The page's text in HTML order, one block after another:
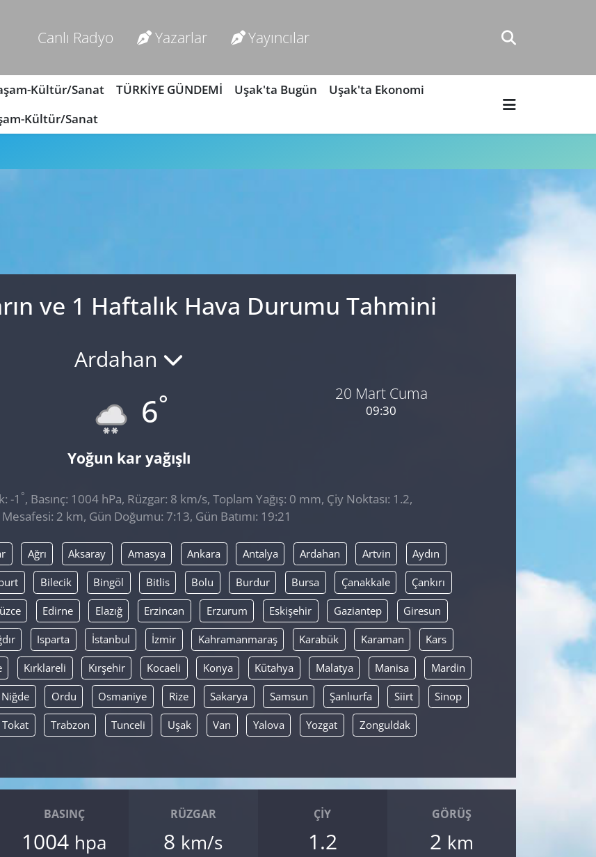
Canlı Radyo Yazarlar Yayıncılar
Kültür/Sanat TÜRKİYE GÜNDEMİ Uşak'ta Bugün
Uşak'ta Ekonomi
Kültür/Sanat
ve 1 Haftalık Hava Durumu Tahmini
Ardahan
6°
Yoğun kar yağışlı
20 Mart Cuma
09:30
-1 °, Basınç: 1004 hPa, Rüzgar: 8 km/s, Toplam Yağış: 0 mm, Çiy Noktası: 1.2,
2 km, Gün Doğumu: 7:13, Gün Batımı: 19:21
Ağrı Aksaray Amasya Ankara Antalya Ardahan Artvin Aydın
Bilecik Bingöl Bitlis Bolu Burdur Bursa Çanakkale Çankırı
Edirne Elazığ Erzincan Erzurum Eskişehir Gaziantep Giresun
Isparta İstanbul İzmir Kahramanmaraş Karabük Karaman Kars
Kırklareli Kırşehir Kocaeli Konya Kütahya Malatya Manisa Mardin
Niğde Ordu Osmaniye Rize Sakarya Samsun Şanlıurfa Siirt Sinop
Tokat Trabzon Tunceli Uşak Van Yalova Yozgat Zonguldak
BASINÇ
1004 hpa
RÜZGAR
8 km/s
ÇIY
1.2
GÖRÜŞ
2 km